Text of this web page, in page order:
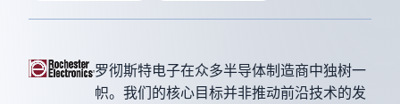
罗彻斯特电子在众多半导体制造商中独树一
帜。我们的核心目标并非推动前沿技术的发